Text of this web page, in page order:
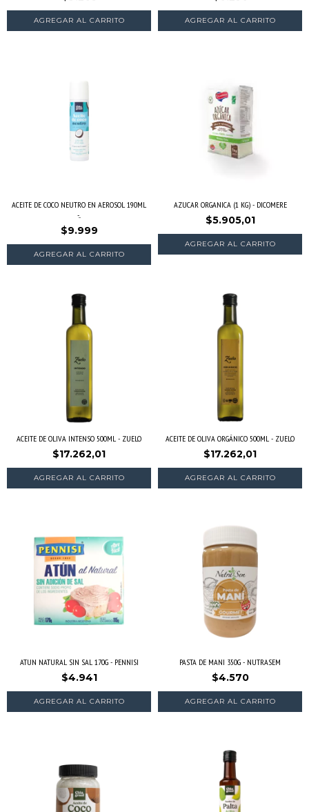
ACEITE DE COCO NEUTRO EN AEROSOL 190ML
-...
$9.999
AZUCAR ORGANICA (1 KG) - DICOMERE
$5.905,01
ACEITE DE OLIVA INTENSO 500ML - ZUELO
$17.262,01
ACEITE DE OLIVA ORGÁNICO 500ML - ZUELO
$17.262,01
ATUN NATURAL SIN SAL 170G - PENNISI
$4.941
PASTA DE MANI 350G - NUTRASEM
$4.570